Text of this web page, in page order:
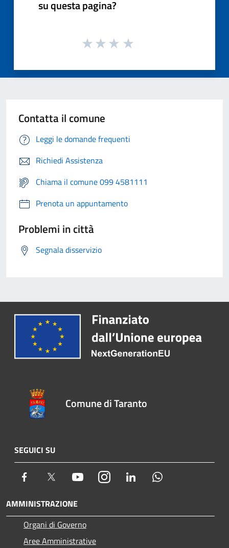
su questa pagina?
Contatta il comune
Leggi le domande frequenti
Richiedi Assistenza
Chiama il comune 099 4581111
Prenota un appuntamento
Problemi in città
Segnala disservizio
Comune di Taranto
SEGUICI SU
Facebook Twitter YoutubeInstagram LinkedIn
AMMINISTRAZIONE
Organi di Governo
Aree Amministrative